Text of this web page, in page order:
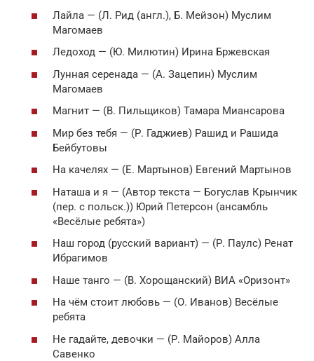
Лайла — (Л. Рид (англ.), Б. Мейзон) Муслим
Магомаев
Ледоход — (Ю. Милютин) Ирина Бржевская
Лунная серенада — (А. Зацепин) Муслим
Магомаев
Магнит — (В. Пильщиков) Тамара Миансарова
Мир без тебя — (Р. Гаджиев) Рашид и Рашида
Бейбутовы
На качелях — (Е. Мартынов) Евгений Мартынов
Наташа и я — (Автор текста — Богуслав Крынчик
(пер. с польск.)) Юрий Петерсон (ансамбль
«Весёлые ребята»)
Наш город (русский вариант) — (Р. Паулс) Ренат
Ибрагимов
Наше танго — (В. Хорощанский) ВИА «Оризонт»
На чём стоит любовь — (О. Иванов) Весёлые
ребята
Не гадайте, дeвoчки — (Р. Майоров) Алла
Савенко